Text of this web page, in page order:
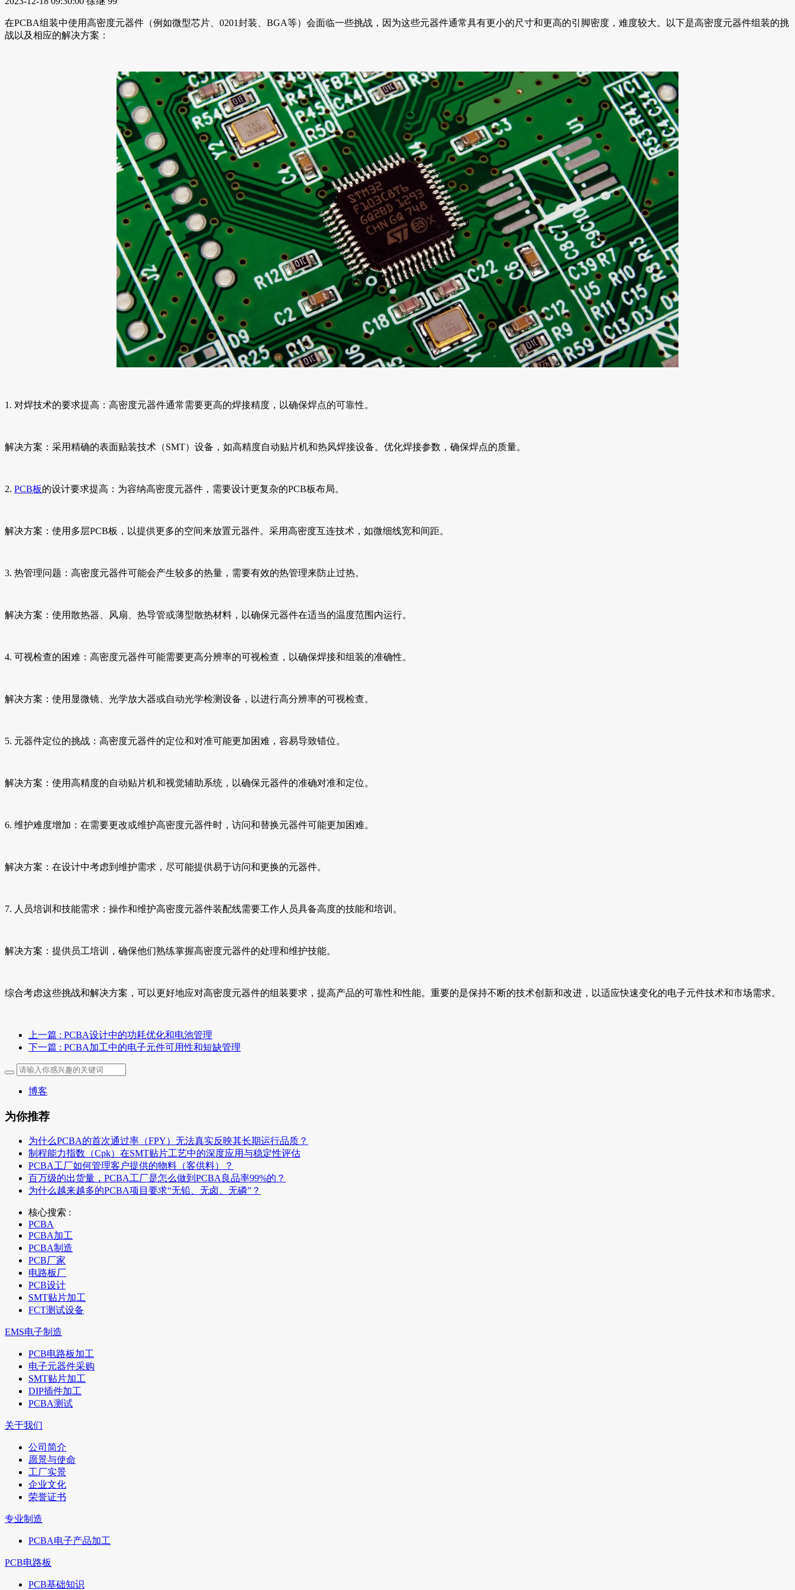
在PCBA组装中使用高密度元器件（例如微型芯片、0201封装、BGA等）会面临一些挑战，因为这些元器件通常具有更小的尺寸和更高的引脚密度，难度较大。以下是高密度元器件组装的挑
战以及相应的解决方案：
1. 对焊技术的要求提高：高密度元器件通常需要更高的焊接精度，以确保焊点的可靠性。
解决方案：采用精确的表面贴装技术（SMT）设备，如高精度自动贴片机和热风焊接设备。优化焊接参数，确保焊点的质量。
2. PCB板的设计要求提高：为容纳高密度元器件，需要设计更复杂的PCB板布局。
解决方案：使用多层PCB板，以提供更多的空间来放置元器件。采用高密度互连技术，如微细线宽和间距。
3. 热管理问题：高密度元器件可能会产生较多的热量，需要有效的热管理来防止过热。
解决方案：使用散热器、风扇、热导管或薄型散热材料，以确保元器件在适当的温度范围内运行。
4. 可视检查的困难：高密度元器件可能需要更高分辨率的可视检查，以确保焊接和组装的准确性。
解决方案：使用显微镜、光学放大器或自动光学检测设备，以进行高分辨率的可视检查。
5. 元器件定位的挑战：高密度元器件的定位和对准可能更加困难，容易导致错位。
解决方案：使用高精度的自动贴片机和视觉辅助系统，以确保元器件的准确对准和定位。
6. 维护难度增加：在需要更改或维护高密度元器件时，访问和替换元器件可能更加困难。
解决方案：在设计中考虑到维护需求，尽可能提供易于访问和更换的元器件。
7. 人员培训和技能需求：操作和维护高密度元器件装配线需要工作人员具备高度的技能和培训。
解决方案：提供员工培训，确保他们熟练掌握高密度元器件的处理和维护技能。
综合考虑这些挑战和解决方案，可以更好地应对高密度元器件的组装要求，提高产品的可靠性和性能。重要的是保持不断的技术创新和改进，以适应快速变化的电子元件技术和市场需求。
上一篇 : PCBA设计中的功耗优化和电池管理
下一篇 : PCBA加工中的电子元件可用性和短缺管理
博客
为你推荐
为什么PCBA的首次通过率（FPY）无法真实反映其长期运行品质？
制程能力指数（Cpk）在SMT贴片工艺中的深度应用与稳定性评估
PCBA工厂如何管理客户提供的物料（客供料）？
百万级的出货量，PCBA工厂是怎么做到PCBA良品率99%的？
为什么越来越多的PCBA项目要求“无铅、无卤、无磷”？
核心搜索 :
PCBA
PCBA加工
PCBA制造
PCB厂家
电路板厂
PCB设计
SMT贴片加工
FCT测试设备
EMS电子制造
PCB电路板加工
电子元器件采购
SMT贴片加工
DIP插件加工
PCBA测试
关于我们
公司简介
愿景与使命
工厂实景
企业文化
荣誉证书
专业制造
PCBA电子产品加工
PCB电路板
PCB基础知识